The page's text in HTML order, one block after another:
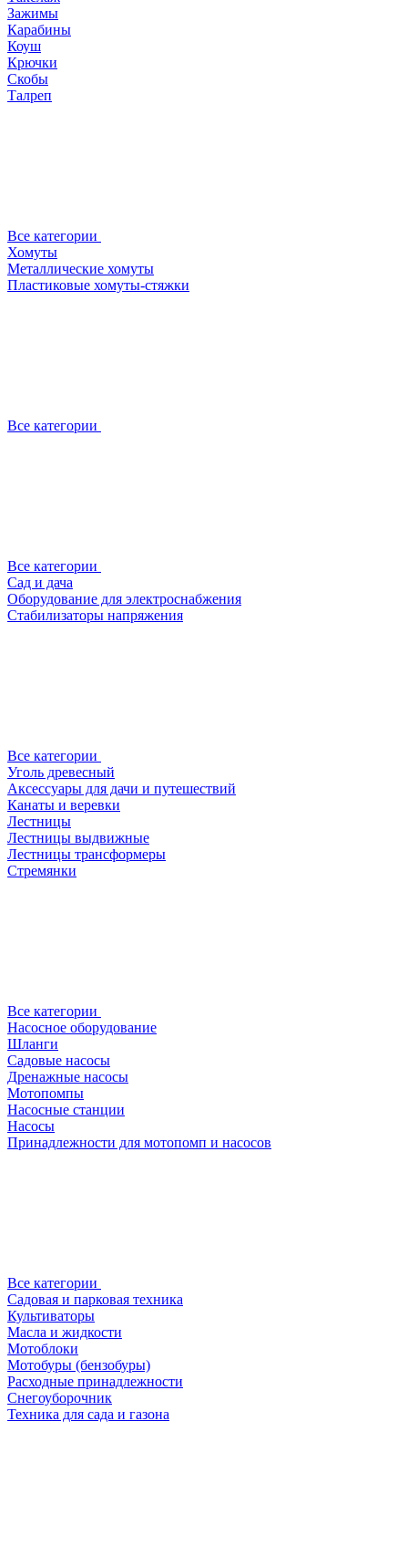
Зажимы
Карабины
Коуш
Крючки
Скобы
Талреп
Все категории
Хомуты
Металлические хомуты
Пластиковые хомуты-стяжки
Все категории
Все категории
Сад и дача
Оборудование для электроснабжения
Стабилизаторы напряжения
Все категории
Уголь древесный
Аксессуары для дачи и путешествий
Канаты и веревки
Лестницы
Лестницы выдвижные
Лестницы трансформеры
Стремянки
Все категории
Насосное оборудование
Шланги
Садовые насосы
Дренажные насосы
Мотопомпы
Насосные станции
Насосы
Принадлежности для мотопомп и насосов
Все категории
Садовая и парковая техника
Культиваторы
Масла и жидкости
Мотоблоки
Мотобуры (бензобуры)
Расходные принадлежности
Снегоуборочник
Техника для сада и газона